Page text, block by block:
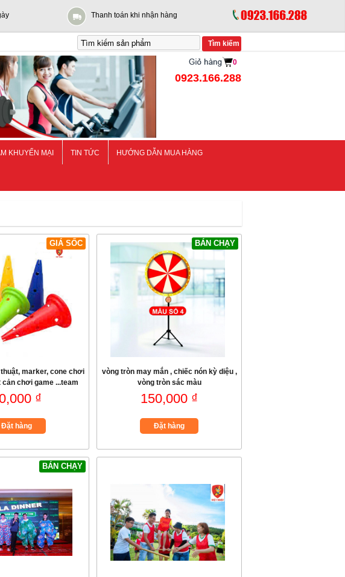
Thanh toán khi nhận hàng
0
0923.166.288
KHUYẾN MẠI TIN TỨC HƯỚNG DẪN MUA HÀNG
GIÁ SỐC
marker, cone chơi
cản chơi game ...team
bulding
₫
Đặt hàng
BÁN CHẠY
vòng tròn may mắn , chiếc nón kỳ diệu ,
vòng tròn sác màu
150,000 ₫
Đặt hàng
BÁN CHẠY